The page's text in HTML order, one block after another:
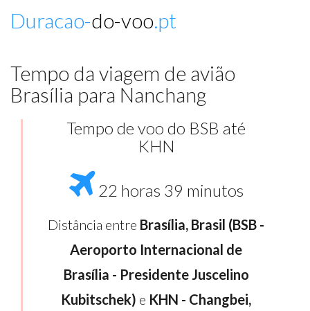
Duracao-do-voo.pt
Tempo da viagem de avião
Brasília para Nanchang
Tempo de voo do BSB até
KHN
22 horas 39 minutos
Distância entre Brasília, Brasil (BSB -
Aeroporto Internacional de
Brasília - Presidente Juscelino
Kubitschek) e KHN - Changbei,